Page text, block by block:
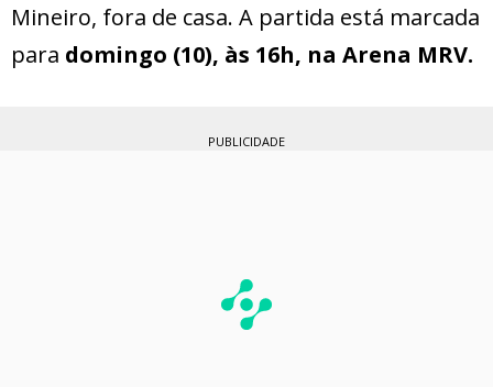
Mineiro, fora de casa. A partida está marcada
para domingo (10), às 16h, na Arena MRV.
PUBLICIDADE